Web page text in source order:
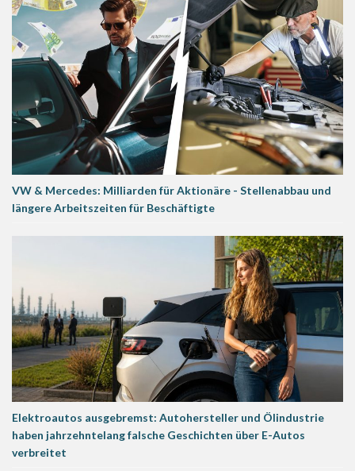
VW & Mercedes: Milliarden für Aktionäre - Stellenabbau und
längere Arbeitszeiten für Beschäftigte
Elektroautos ausgebremst: Autohersteller und Ölindustrie
haben jahrzehntelang falsche Geschichten über E-Autos
verbreitet